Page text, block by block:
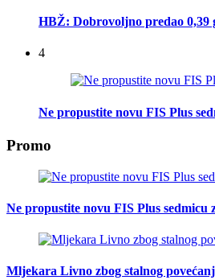
HBŽ: Dobrovoljno predao 0,39
4
Ne propustite novu FIS Plus
Promo
Ne propustite novu FIS Plus sedmicu
Mljekara Livno zbog stalnog